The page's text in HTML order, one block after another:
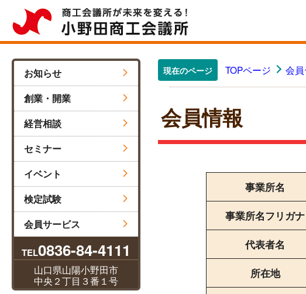
お知らせ
創業・開業
経営相談
セミナー
イベント
検定試験
会員サービス
TEL0836-84-4111
山口県山陽小野田市
中央２丁目３番１号
現在のページ TOPページ 会
会員情報
事業所名
事業所名フリガナ
代表者名
所在地